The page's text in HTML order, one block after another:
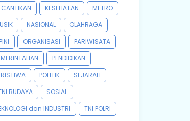
KESEHATAN
METRO
NASIONAL
OLAHRAGA
ORGANISASI
PARIWISATA
PENDIDIKAN
POLITIK
SEJARAH
BUDAYA
SOSIAL
dan INDUSTRI
TNI POLRI